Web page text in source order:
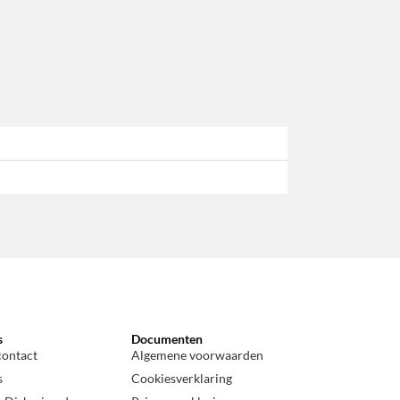
Documenten
Algemene voorwaarden
Cookiesverklaring